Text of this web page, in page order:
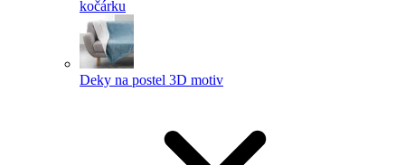
kočárku
Deky na postel 3D motiv